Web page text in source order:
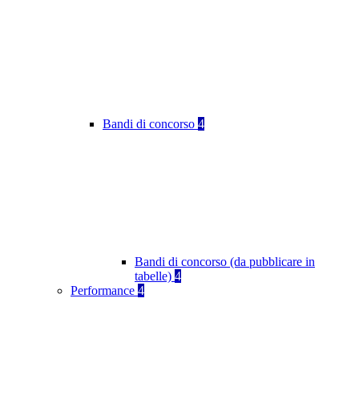
Bandi di concorso 4
Bandi di concorso (da pubblicare in
tabelle) 4
Performance 4